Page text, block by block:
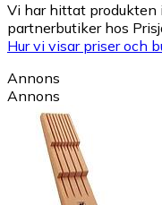
Vi har hittat produkten
partnerbutiker hos
Hur vi visar priser och
Annons
Annons